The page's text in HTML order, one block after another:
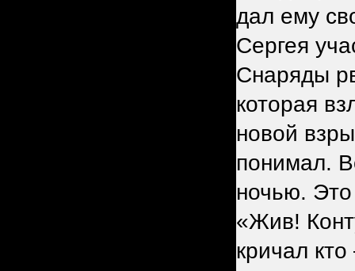
дал ему
Сергея
Снаряды
которая
новой
понимал.
ночью. Это
«Жив!
кричал